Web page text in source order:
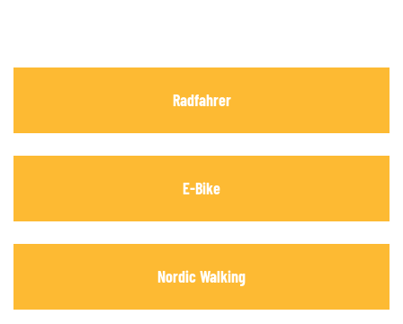
Radfahrer
E-Bike
Nordic Walking